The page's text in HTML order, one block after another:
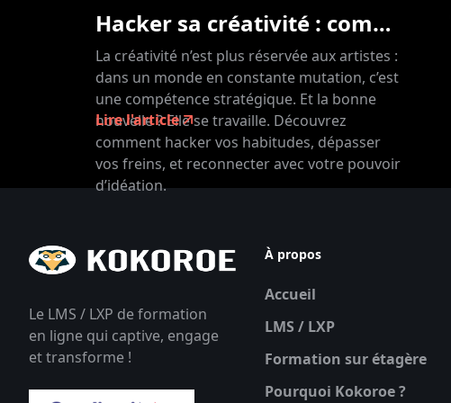
Hacker sa créativité : comment muscler son idéation au quotidien ?
La créativité n’est plus réservée aux artistes :
dans un monde en constante mutation, c’est
une compétence stratégique. Et la bonne
nouvelle ? Elle se travaille. Découvrez
comment hacker vos habitudes, dépasser
vos freins, et reconnecter avec votre pouvoir
d’idéation.
Lire l'article
Le LMS / LXP de formation
en ligne qui captive, engage
et transforme !
À propos
Accueil
LMS / LXP
Formation sur étagère
Pourquoi Kokoroe ?